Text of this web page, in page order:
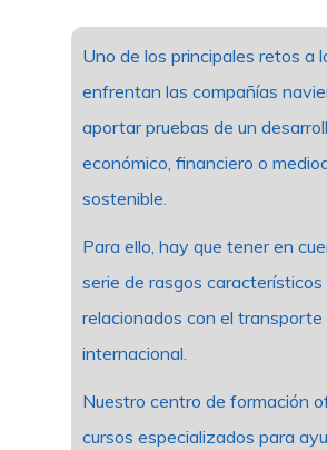
Uno de los principales retos a
enfrentan las compañías
aportar pruebas de un
económico, financiero o
sostenible.
Para ello, hay que tener en
serie de rasgos característicos
relacionados con el transporte
internacional.
Nuestro centro de formación
cursos especializados para